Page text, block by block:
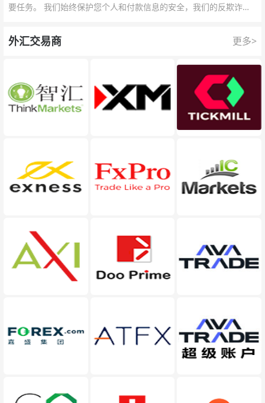
要任务。 我们始终保护您个人和付款信息的安全，我们的反欺诈团
外汇交易商 更多>